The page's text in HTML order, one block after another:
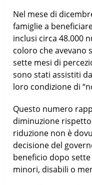
Nel mese di
famiglie a
inclusi circa 48.000
coloro che avevano
sette mesi di
sono stati assistiti
loro condizione di
Questo numero
diminuzione
riduzione non è
decisione del
beneficio dopo
minori, disabili o